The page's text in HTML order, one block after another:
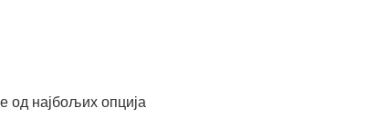
од најбољих опција